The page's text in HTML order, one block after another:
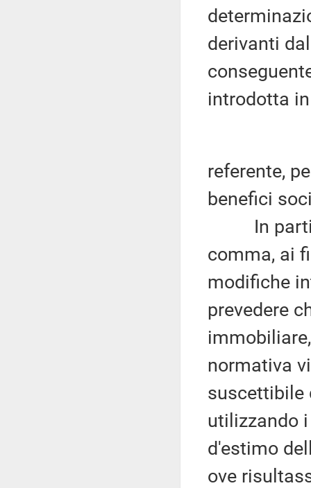
derivanti
introdotta
referente,
benefici
In
comma, ai
modifiche
prevedere
normativa
suscettibile
utilizzando
d'estimo
ove